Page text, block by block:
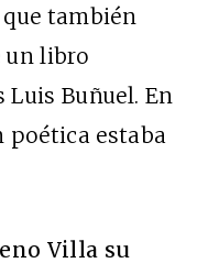
también
un libro
Buñuel. En
poética estaba
Villa su